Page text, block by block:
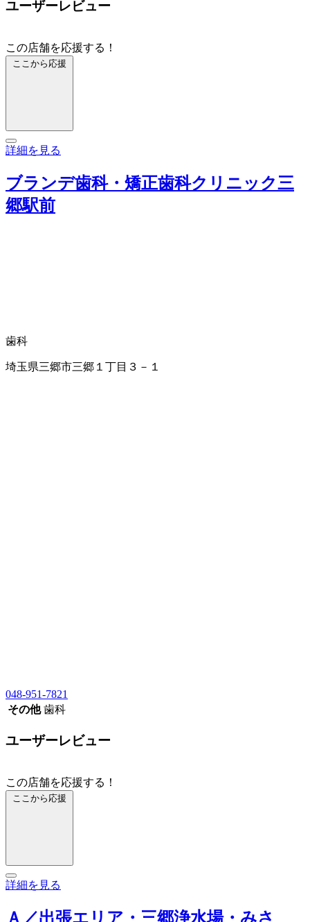
ユーザーレビュー
この店舗を応援する！
ここから応援
詳細を見る
ブランデ歯科・矯正歯科クリニック三
郷駅前
歯科
埼玉県三郷市三郷１丁目３－１
048-951-7821
その他 歯科
ユーザーレビュー
この店舗を応援する！
ここから応援
詳細を見る
Ａ／出張エリア・三郷浄水場・みさ